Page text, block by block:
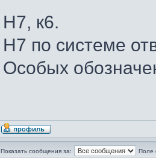
H7, к6.
H7 по системе
Особых
Показать сообщения за: Поле